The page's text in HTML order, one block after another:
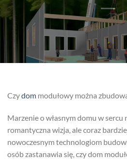
Czydom modułowy można
Marzenie o własnym domu w
romantyczna wizja, ale coraz
nowoczesnym technologiom
osób zastanawia się, czy dom